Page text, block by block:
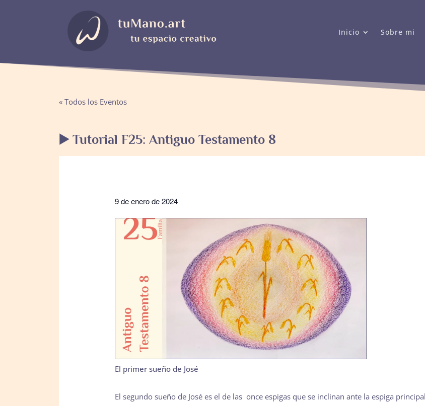
Inicio Sobre mi
« Todos los Eventos
▶️ Tutorial F25: Antiguo Testamento 8
9 de enero de 2024
El primer sueño de José
El segundo sueño de José es el de las once espigas que se inclinan ante la espiga